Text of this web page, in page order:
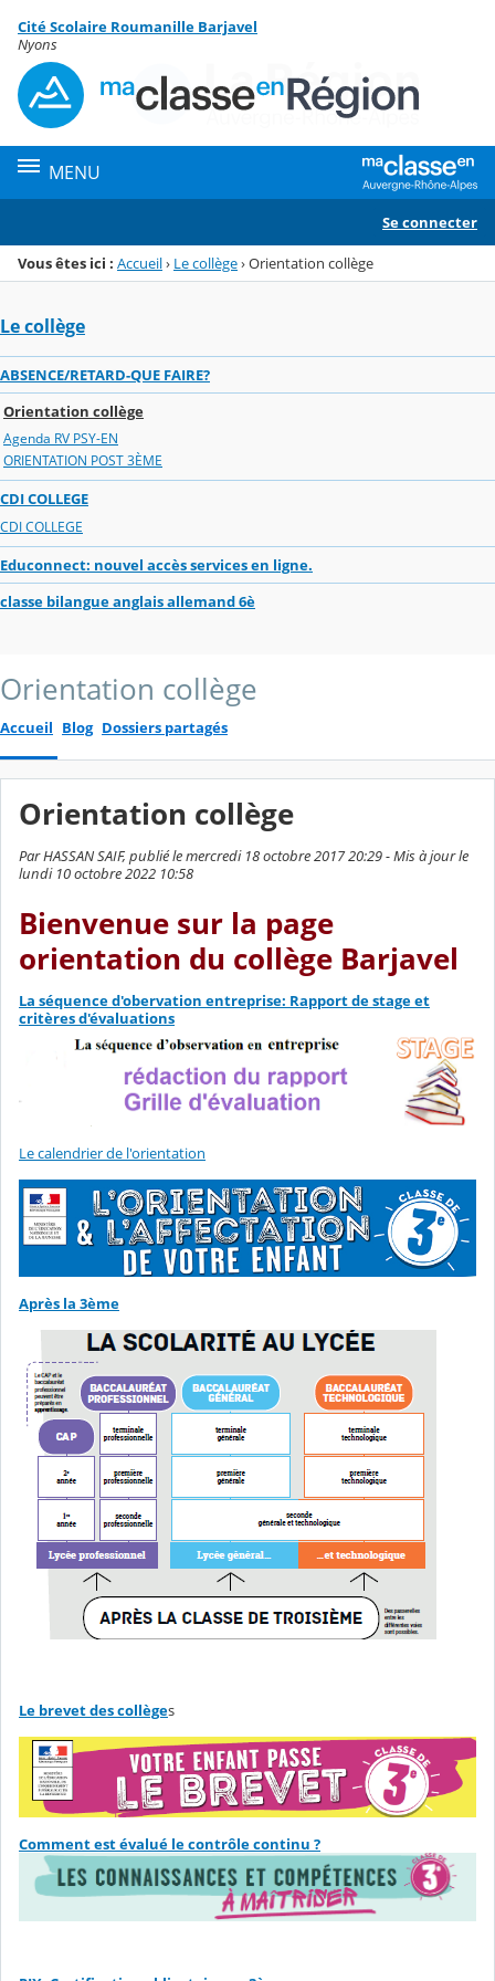
Menu de la rubrique
Contenu
Cité Scolaire Roumanille Barjavel
Nyons
MENU
Se connecter
Vous êtes ici : Accueil› Le collège›Orientation collège
Le collège
ABSENCE/RETARD-QUE FAIRE?
Orientation collège
Agenda RV PSY-EN
ORIENTATION POST 3ÈME
CDI COLLEGE
CDI COLLEGE
Educonnect: nouvel accès services en ligne.
classe bilangue anglais allemand 6è
Orientation collège
Accueil Blog Dossiers partagés
Orientation collège
Par HASSAN SAIF, publié le mercredi 18 octobre 2017 20:29 - Mis à jour le
lundi 10 octobre 2022 10:58
Bienvenue sur la page
orientation du collège Barjavel
La séquence d'obervation entreprise: Rapport de stage et
critères d'évaluations
Le calendrier de l'orientation
Après la 3ème
Le brevet des collèges
Comment est évalué le contrôle continu ?